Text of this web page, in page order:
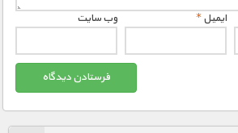
ایمیل* وب‌ سایت